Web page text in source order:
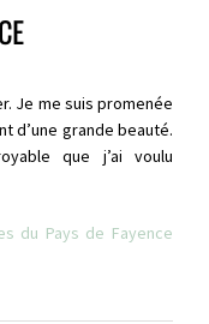
Je me suis promenée
d’une grande beauté.
que j’ai voulu
du Pays de Fayence